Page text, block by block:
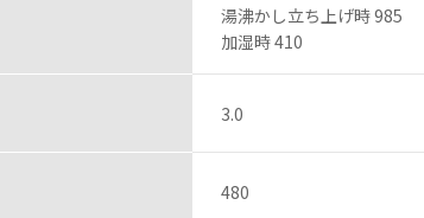
湯沸かし立ち上げ時 985
加湿時 410
3.0
480